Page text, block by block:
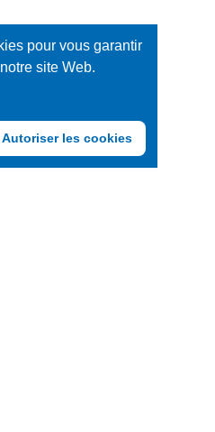
pour vous garantir
site Web.
Autoriser les cookies